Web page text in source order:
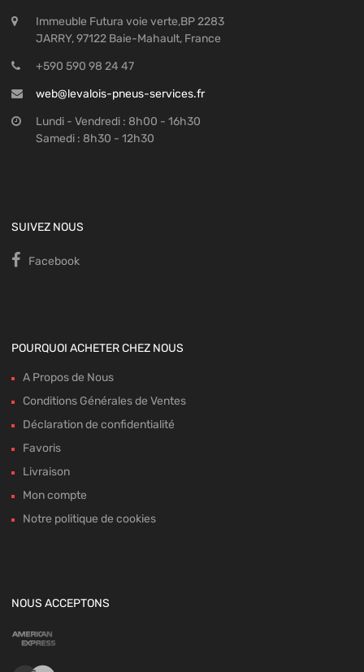
Immeuble Futura voie verte,BP 2283
JARRY, 97122 Baie-Mahault, France
+590 590 98 24 47
web@levalois-pneus-services.fr
Lundi - Vendredi : 8h00 - 16h30
Samedi : 8h30 - 12h30
SUIVEZ NOUS
Facebook
POURQUOI ACHETER CHEZ NOUS
A Propos de Nous
Conditions Générales de Ventes
Déclaration de confidentialité
Favoris
Livraison
Mon compte
Notre politique de cookies
NOUS ACCEPTONS